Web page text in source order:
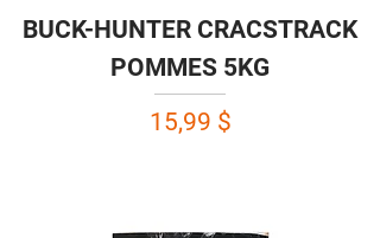
BUCK-HUNTER CRACSTRACK
POMMES 5KG
Prix
15,99 $